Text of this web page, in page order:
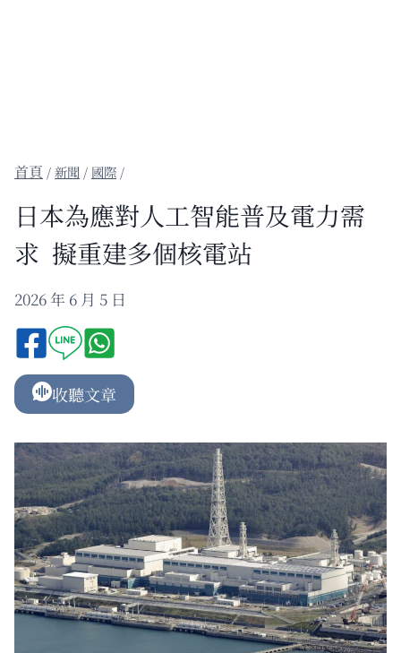
/新聞 / 國際 /
日本為應對人工智能普及電力需
求 擬重建多個核電站
2026 年 6 月 5 日
收聽文章